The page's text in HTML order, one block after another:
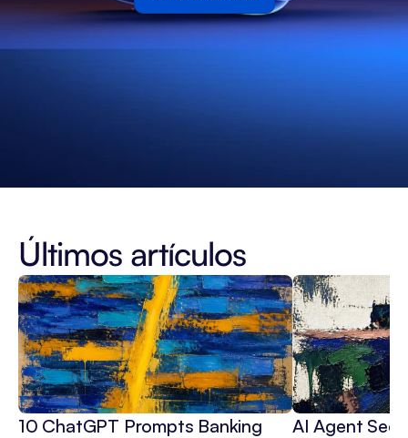
Últimos artículos
10 ChatGPT Prompts Banking
AI Agent